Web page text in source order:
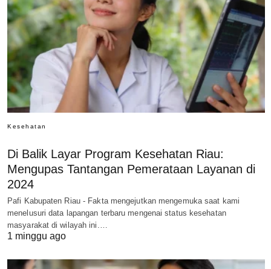
Kesehatan
Di Balik Layar Program Kesehatan Riau:
Mengupas Tantangan Pemerataan Layanan di
2024
Pafi Kabupaten Riau - Fakta mengejutkan mengemuka saat kami
menelusuri data lapangan terbaru mengenai status kesehatan
masyarakat di wilayah ini.…
1 minggu ago